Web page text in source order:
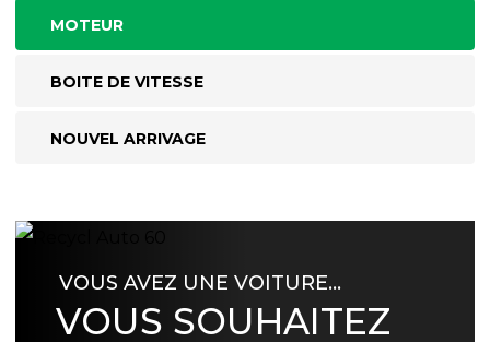
MOTEUR
BOITE DE VITESSE
NOUVEL ARRIVAGE
VOUS AVEZ UNE VOITURE…
VOUS SOUHAITEZ